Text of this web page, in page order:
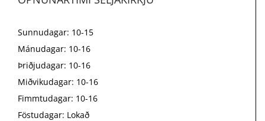
Sunnudagar: 10-15
Mánudagar: 10-16
Þriðjudagar: 10-16
Miðvikudagar: 10-16
Fimmtudagar: 10-16
Föstudagar: Lokað